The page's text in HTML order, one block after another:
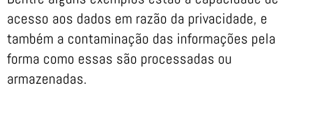
acesso aos dados em razão da privacidade, e
também a contaminação das informações pela
forma como essas são processadas ou
armazenadas.